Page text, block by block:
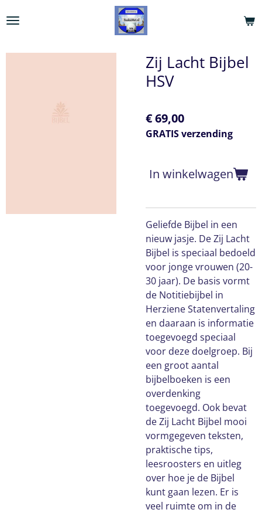
direct
de
Zij Lacht Bijbel
HSV
€ 69,00
GRATIS verzending
In winkelwagen
Geliefde Bijbel in een
nieuw jasje. De Zij Lacht
Bijbel is speciaal bedoeld
voor jonge vrouwen (20-
30 jaar). De basis vormt
de Notitiebijbel in
Herziene Statenvertaling
en daaraan is informatie
toegevoegd speciaal
voor deze doelgroep. Bij
een groot aantal
bijbelboeken is een
overdenking
toegevoegd. Ook bevat
de Zij Lacht Bijbel mooi
vormgegeven teksten,
praktische tips,
leesroosters en uitleg
over hoe je de Bijbel
kunt gaan lezen. Er is
veel ruimte om in de